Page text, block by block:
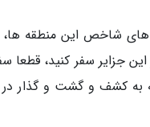
شاخص این منطقه
سفر کنید، قطعا
به کشف و گشت و گذار